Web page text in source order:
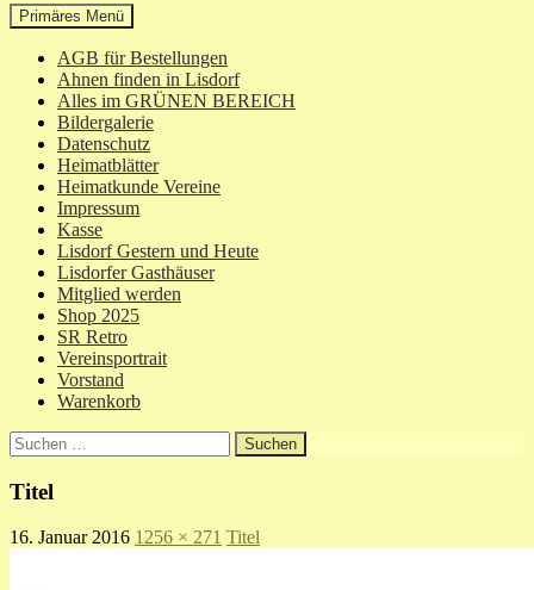
Suchen
Primäres Menü
AGB für Bestellungen
Ahnen finden in Lisdorf
Alles im GRÜNEN BEREICH
Bildergalerie
Datenschutz
Heimatblätter
Heimatkunde Vereine
Impressum
Kasse
Lisdorf Gestern und Heute
Lisdorfer Gasthäuser
Mitglied werden
Shop 2025
SR Retro
Vereinsportrait
Vorstand
Warenkorb
Suchen
nach:
Titel
16. Januar 2016 1256 × 271 Titel